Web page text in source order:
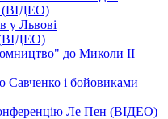
(ВІДЕО)
у Львові
до Миколи ІІ
Савченко і бойовиками
Ле Пен (ВІДЕО)